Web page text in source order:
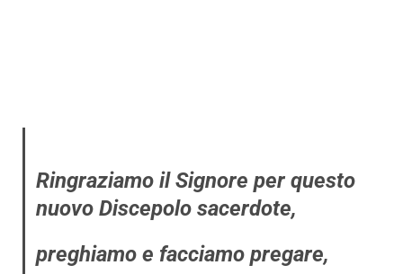
Ringraziamo il Signore per questo
nuovo Discepolo sacerdote,
preghiamo e facciamo pregare,